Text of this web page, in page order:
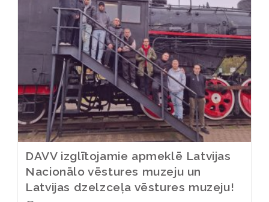
DAVV izglītojamie apmeklē Latvijas
Nacionālo vēstures muzeju un
Latvijas dzelzceļa vēstures muzeju!